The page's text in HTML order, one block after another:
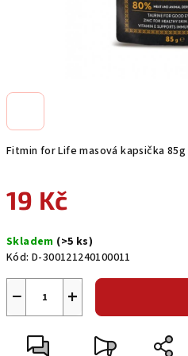
Fitmin for Life masová kapsička
19 Kč
cena:
Skladem (>5 ks)
Kód: D-300121240100011
+
−